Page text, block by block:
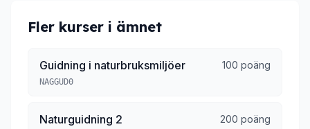
Fler kurser i ämnet
Guidning i naturbruksmiljöer 100 poäng
NAGGUD0
Naturguidning 2 200 poäng